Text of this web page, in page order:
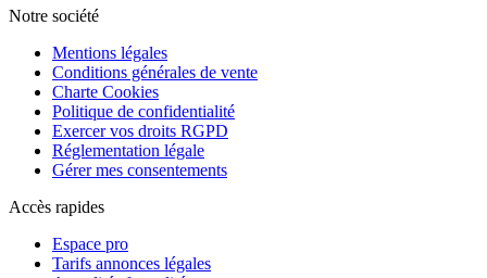
Notre société
Mentions légales
Conditions générales de vente
Charte Cookies
Politique de confidentialité
Exercer vos droits RGPD
Réglementation légale
Gérer mes consentements
Accès rapides
Espace pro
Tarifs annonces légales